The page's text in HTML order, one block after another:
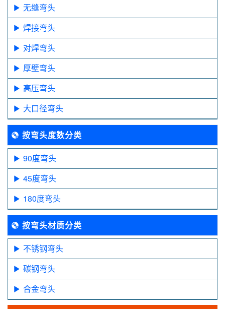
无缝弯头
焊接弯头
对焊弯头
厚壁弯头
高压弯头
大口径弯头
按弯头度数分类
90度弯头
45度弯头
180度弯头
按弯头材质分类
不锈钢弯头
碳钢弯头
合金弯头